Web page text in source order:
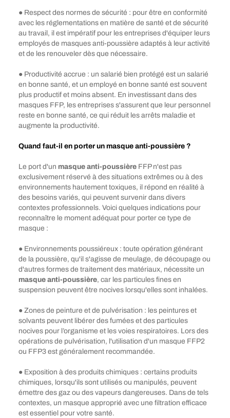
● Respect des normes de sécurité : pour être en conformité
avec les réglementations en matière de santé et de sécurité
au travail, il est impératif pour les entreprises d'équiper leurs
employés de masques anti-poussière adaptés à leur activité
et de les renouveler dès que nécessaire.
● Productivité accrue : un salarié bien protégé est un salarié
en bonne santé, et un employé en bonne santé est souvent
plus productif et moins absent. En investissant dans des
masques FFP, les entreprises s'assurent que leur personnel
reste en bonne santé, ce qui réduit les arrêts maladie et
augmente la productivité.
Quand faut-il en porter un masque anti-poussière ?
Le port d'un masque anti-poussière FFP n'est pas
exclusivement réservé à des situations extrêmes ou à des
environnements hautement toxiques, il répond en réalité à
des besoins variés, qui peuvent survenir dans divers
contextes professionnels. Voici quelques indications pour
reconnaître le moment adéquat pour porter ce type de
masque :
● Environnements poussiéreux : toute opération générant
de la poussière, qu'il s'agisse de meulage, de découpage ou
d'autres formes de traitement des matériaux, nécessite un
masque anti-poussière, car les particules fines en
suspension peuvent être nocives lorsqu'elles sont inhalées.
● Zones de peinture et de pulvérisation : les peintures et
solvants peuvent libérer des fumées et des particules
nocives pour l’organisme et les voies respiratoires. Lors des
opérations de pulvérisation, l'utilisation d'un masque FFP2
ou FFP3 est généralement recommandée.
● Exposition à des produits chimiques : certains produits
chimiques, lorsqu'ils sont utilisés ou manipulés, peuvent
émettre des gaz ou des vapeurs dangereuses. Dans de tels
contextes, un masque approprié avec une filtration efficace
est essentiel pour votre santé.